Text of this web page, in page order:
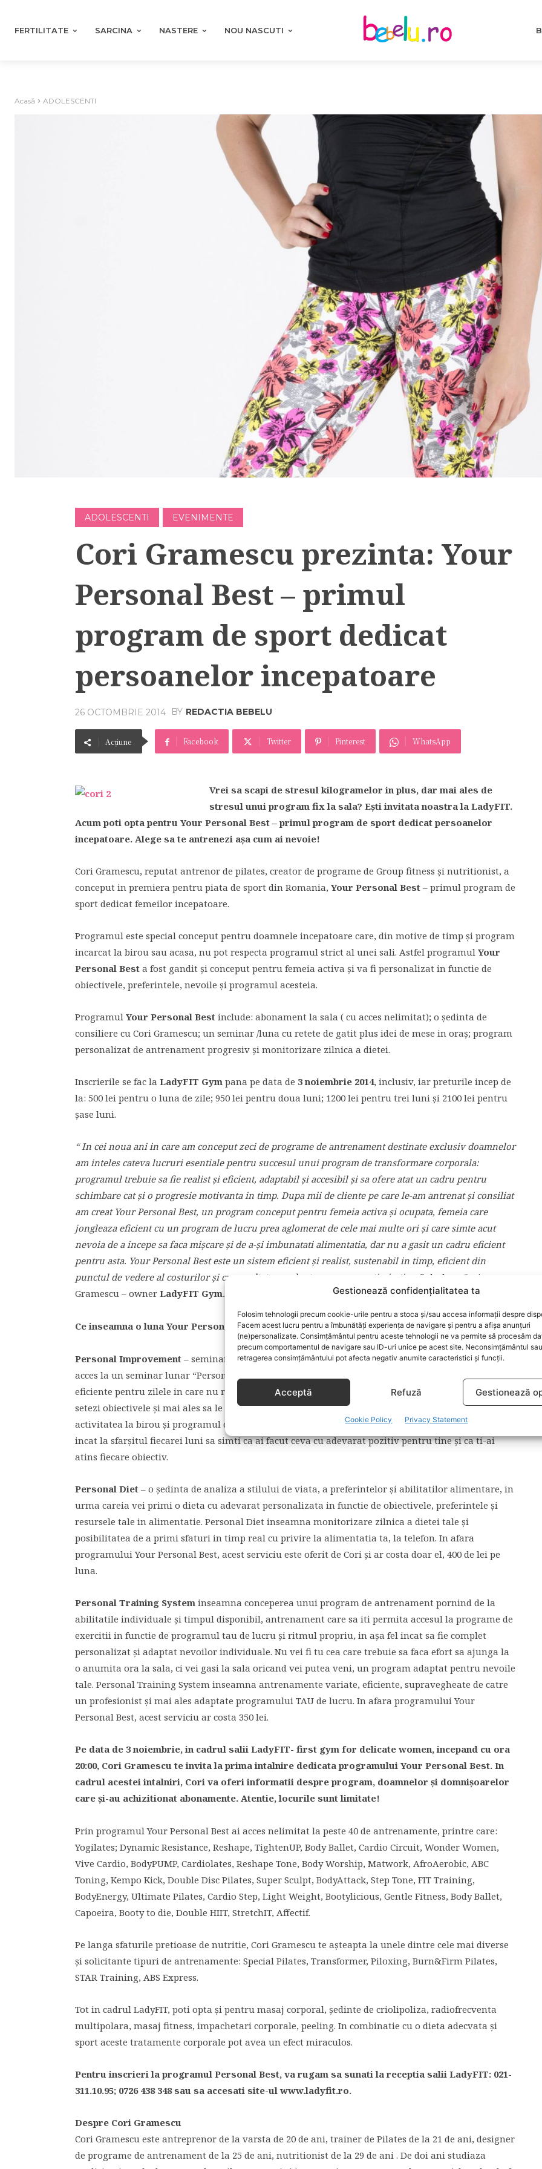
Gestionează confidențialitatea ta
Folosim tehnologii precum cookie-urile pentru a stoca și/sau accesa informații despre
Facem acest lucru pentru a îmbunătăți experiența de navigare și pentru a afișa anunțuri
(ne)personalizate. Consimțământul pentru aceste tehnologii ne va permite să procesăm
precum comportamentul de navigare sau ID-uri unice pe acest site. Neconsimțământul sau
retragerea consimțământului pot afecta negativ anumite caracteristici și funcții.
Acceptă Refuză Gestionează
Cookie Policy Privacy Statement
FERTILITATE SARCINA NASTERE NOU NASCUTI
Acasă ADOLESCENTI
ADOLESCENTI EVENIMENTE
Cori Gramescu prezinta: Your
Personal Best – primul
program de sport dedicat
persoanelor incepatoare
26 OCTOMBRIE 2014 BY REDACTIA BEBELU
Acțiune Facebook Twitter Pinterest WhatsApp
Vrei sa scapi de stresul kilogramelor in plus, dar mai ales de
stresul unui program fix la sala? Eşti invitata noastra la LadyFIT.
Acum poti opta pentru Your Personal Best – primul program de sport dedicat persoanelor
incepatoare. Alege sa te antrenezi aşa cum ai nevoie!
Cori Gramescu, reputat antrenor de pilates, creator de programe de Group fitness şi nutritionist, a
conceput in premiera pentru piata de sport din Romania, Your Personal Best – primul program de
sport dedicat femeilor incepatoare.
Programul este special conceput pentru doamnele incepatoare care, din motive de timp şi program
incarcat la birou sau acasa, nu pot respecta programul strict al unei sali. Astfel programul Your
Personal Best a fost gandit şi conceput pentru femeia activa şi va fi personalizat in functie de
obiectivele, preferintele, nevoile şi programul acesteia.
Programul Your Personal Best include: abonament la sala ( cu acces nelimitat); o şedinta de
consiliere cu Cori Gramescu; un seminar /luna cu retete de gatit plus idei de mese in oraş; program
personalizat de antrenament progresiv şi monitorizare zilnica a dietei.
Inscrierile se fac la LadyFIT Gym pana pe data de 3 noiembrie 2014, inclusiv, iar preturile incep de
la: 500 lei pentru o luna de zile; 950 lei pentru doua luni; 1200 lei pentru trei luni şi 2100 lei pentru
şase luni.
“ In cei noua ani in care am conceput zeci de programe de antrenament destinate exclusiv doamnelor
am inteles cateva lucruri esentiale pentru succesul unui program de transformare corporala:
programul trebuie sa fie realist şi eficient, adaptabil şi accesibil şi sa ofere atat un cadru pentru
schimbare cat şi o progresie motivanta in timp. Dupa mii de cliente pe care le-am antrenat şi consiliat
am creat Your Personal Best, un program conceput pentru femeia activa şi ocupata, femeia care
jongleaza eficient cu un program de lucru prea aglomerat de cele mai multe ori şi care simte acut
nevoia de a incepe sa faca mişcare şi de a-şi imbunatati alimentatia, dar nu a gasit un cadru eficient
pentru asta. Your Personal Best este un sistem eficient şi realist, sustenabil in timp, eficient din
punctul de vedere al costurilor şi cu rezultate excelente, care se mentin in timp”, declara Cori
Gramescu – owner LadyFIT Gym.
Ce inseamna o luna Your Personal Best?
Personal Improvement – seminar de grup pentru o eficienta personala. Cu cardul de membru ai
acces la un seminar lunar “Personal Improvement” in care vei invata retete sanatoase, solutii
eficiente pentru zilele in care nu reuşeşti sa te organizezi cu mancarea, inveti despre cum sa iti
setezi obiectivele şi mai ales sa le atingi, cum sa iti organizezi atat activitatea sportiva cat şi
activitatea la birou şi programul casnic in mod eficient şi fara prea mare bataie de cap, in aşa fel
incat la sfarşitul fiecarei luni sa simti ca ai facut ceva cu adevarat pozitiv pentru tine şi ca ti-ai
atins fiecare obiectiv.
Personal Diet – o şedinta de analiza a stilului de viata, a preferintelor şi abilitatilor alimentare, in
urma careia vei primi o dieta cu adevarat personalizata in functie de obiectivele, preferintele şi
resursele tale in alimentatie. Personal Diet inseamna monitorizare zilnica a dietei tale şi
posibilitatea de a primi sfaturi in timp real cu privire la alimentatia ta, la telefon. In afara
programului Your Personal Best, acest serviciu este oferit de Cori şi ar costa doar el, 400 de lei pe
luna.
Personal Training System inseamna conceperea unui program de antrenament pornind de la
abilitatile individuale şi timpul disponibil, antrenament care sa iti permita accesul la programe de
exercitii in functie de programul tau de lucru şi ritmul propriu, in aşa fel incat sa fie complet
personalizat şi adaptat nevoilor individuale. Nu vei fi tu cea care trebuie sa faca efort sa ajunga la
o anumita ora la sala, ci vei gasi la sala oricand vei putea veni, un program adaptat pentru nevoile
tale. Personal Training System inseamna antrenamente variate, eficiente, supravegheate de catre
un profesionist şi mai ales adaptate programului TAU de lucru. In afara programului Your
Personal Best, acest serviciu ar costa 350 lei.
Pe data de 3 noiembrie, in cadrul salii LadyFIT- first gym for delicate women, incepand cu ora
20:00, Cori Gramescu te invita la prima intalnire dedicata programului Your Personal Best. In
cadrul acestei intalniri, Cori va oferi informatii despre program, doamnelor şi domnişoarelor
care şi-au achizitionat abonamente. Atentie, locurile sunt limitate!
Prin programul Your Personal Best ai acces nelimitat la peste 40 de antrenamente, printre care:
Yogilates; Dynamic Resistance, Reshape, TightenUP, Body Ballet, Cardio Circuit, Wonder Women,
Vive Cardio, BodyPUMP, Cardiolates, Reshape Tone, Body Worship, Matwork, AfroAerobic, ABC
Toning, Kempo Kick, Double Disc Pilates, Super Sculpt, BodyAttack, Step Tone, FIT Training,
BodyEnergy, Ultimate Pilates, Cardio Step, Light Weight, Bootylicious, Gentle Fitness, Body Ballet,
Capoeira, Booty to die, Double HIIT, StretchIT, Affectif.
Pe langa sfaturile pretioase de nutritie, Cori Gramescu te aşteapta la unele dintre cele mai diverse
şi solicitante tipuri de antrenamente: Special Pilates, Transformer, Piloxing, Burn&Firm Pilates,
STAR Training, ABS Express.
Tot in cadrul LadyFIT, poti opta şi pentru masaj corporal, şedinte de criolipoliza, radiofrecventa
multipolara, masaj fitness, impachetari corporale, peeling. In combinatie cu o dieta adecvata şi
sport aceste tratamente corporale pot avea un efect miraculos.
Pentru inscrieri la programul Personal Best, va rugam sa sunati la receptia salii LadyFIT: 021-
311.10.95; 0726 438 348 sau sa accesati site-ul www.ladyfit.ro.
Despre Cori Gramescu
Cori Gramescu este antreprenor de la varsta de 20 de ani, trainer de Pilates de la 21 de ani, designer
de programe de antrenament de la 25 de ani, nutritionist de la 29 de ani . De doi ani studiaza